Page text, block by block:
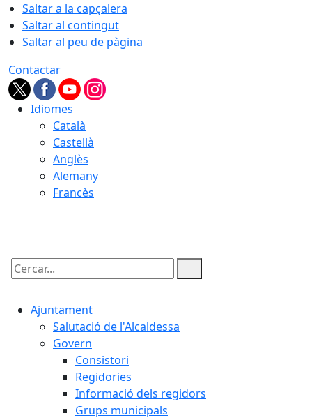
Saltar a la capçalera
Saltar al contingut
Saltar al peu de pàgina
Contactar
Idiomes
Català
Castellà
Anglès
Alemany
Francès
Cercar:
Ajuntament
Salutació de l'Alcaldessa
Govern
Consistori
Regidories
Informació dels regidors
Grups municipals